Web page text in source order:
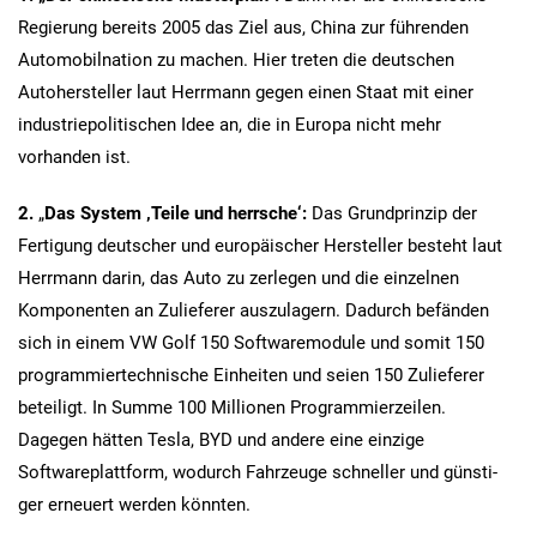
Regierung bereits 2005 das Ziel aus, China zur führenden
Automobilnation zu machen. Hier treten die deutschen
Autohersteller laut Herrmann gegen einen Staat mit einer
industriepolitischen Idee an, die in Europa nicht mehr
vorhanden ist.
2. „Das System ‚Teile und herrsche‘: Das Grundprinzip der
Fertigung deutscher und europäischer Hersteller besteht laut
Herrmann darin, das Auto zu zerlegen und die einzelnen
Komponenten an Zulieferer auszulagern. Dadurch befänden
sich in einem VW Golf 150 Softwaremodule und somit 150
programmiertechnische Einheiten und seien 150 Zulieferer
beteiligt. In Summe 100 Millionen Programmierzeilen.
Dagegen hätten Tesla, BYD und andere eine einzige
Softwareplattform, wodurch Fahrzeuge schneller und günsti-
ger erneuert werden könnten.